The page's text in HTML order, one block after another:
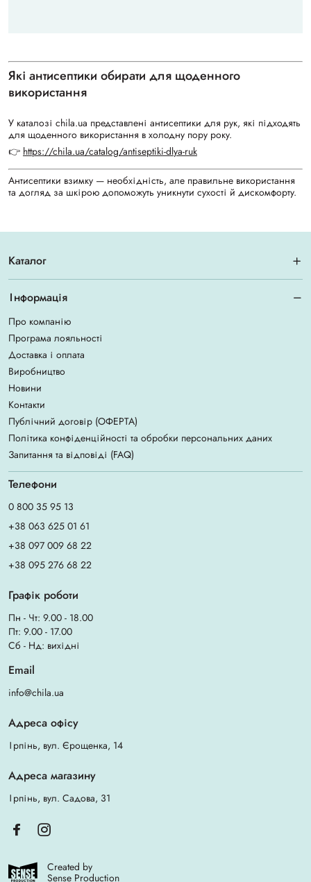
Які антисептики обирати для щоденного
використання
У каталозі chila.ua представлені антисептики для рук, які підходять
для щоденного використання в холодну пору року.
👉 https://chila.ua/catalog/antiseptiki-dlya-ruk
Антисептики взимку — необхідність, але правильне використання
та догляд за шкірою допоможуть уникнути сухості й дискомфорту.
Каталог
Інформація
Про компанію
Програма лояльності
Доставка і оплата
Виробництво
Новини
Контакти
Публічний договір (ОФЕРТА)
Політика конфіденційності та обробки персональних даних
Запитання та відповіді (FAQ)
Телефони
0 800 35 95 13
+38 063 625 01 61
+38 097 009 68 22
+38 095 276 68 22
Графік роботи
Пн - Чт: 9.00 - 18.00
Пт: 9.00 - 17.00
Сб - Нд: вихідні
Email
info@chila.ua
Адреса офісу
Ірпінь, вул. Єрощенка, 14
Адреса магазину
Ірпінь, вул. Садова, 31
Created by
Sense Production